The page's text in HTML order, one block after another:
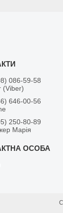
086-59-58
(Viber)
646-00-56
250-80-89
Марія